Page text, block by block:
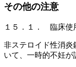
その他の注意
１５．１． 臨床使
非ステロイド性消炎
いて、一時的不妊が